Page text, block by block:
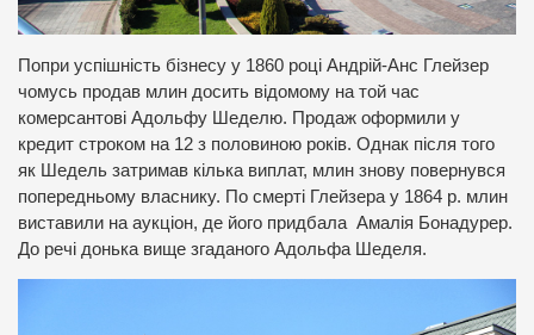
Попри успішність бізнесу у 1860 році Андрій-Анс Глейзер
чомусь продав млин досить відомому на той час
комерсантові Адольфу Шеделю. Продаж оформили у
кредит строком на 12 з половиною років. Однак після того
як Шедель затримав кілька виплат, млин знову повернувся
попередньому власнику. По смерті Глейзера у 1864 р. млин
виставили на аукціон, де його придбала Амалія Бонадурер.
До речі донька вище згаданого Адольфа Шеделя.